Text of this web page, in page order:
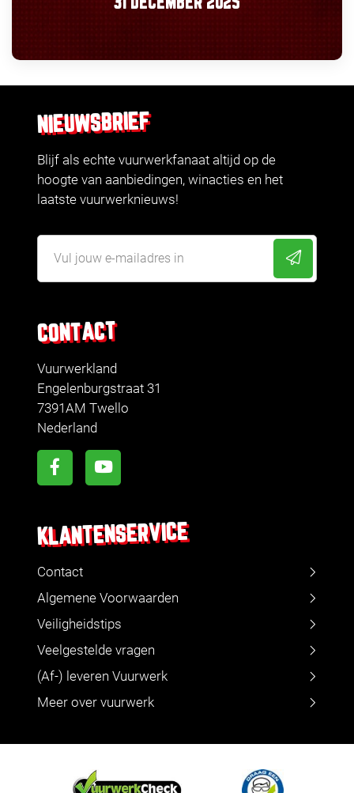
CONTACT
Vuurwerkland
Engelenburgstraat 31
7391AM Twello
Nederland
KLANTENSERVICE
Contact
Algemene Voorwaarden
Veiligheidstips
Veelgestelde vragen
(Af-) leveren Vuurwerk
Meer over vuurwerk
NIEUWSBRIEF
Blijf als echte vuurwerkfanaat altijd op de
hoogte van aanbiedingen, winacties en het
laatste vuurwerknieuws!